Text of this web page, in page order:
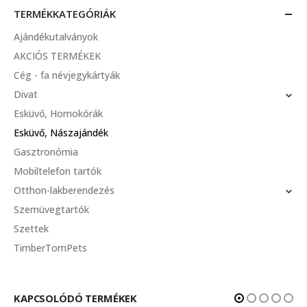
TERMÉKKATEGÓRIÁK
Ajándékutalványok
AKCIÓS TERMÉKEK
Cég - fa névjegykártyák
Divat
Esküvő, Homokórák
Esküvő, Nászajándék
Gasztronómia
Mobiltelefon tartók
Otthon-lakberendezés
Szemüvegtartók
Szettek
TimberTomPets
KAPCSOLÓDÓ TERMÉKEK